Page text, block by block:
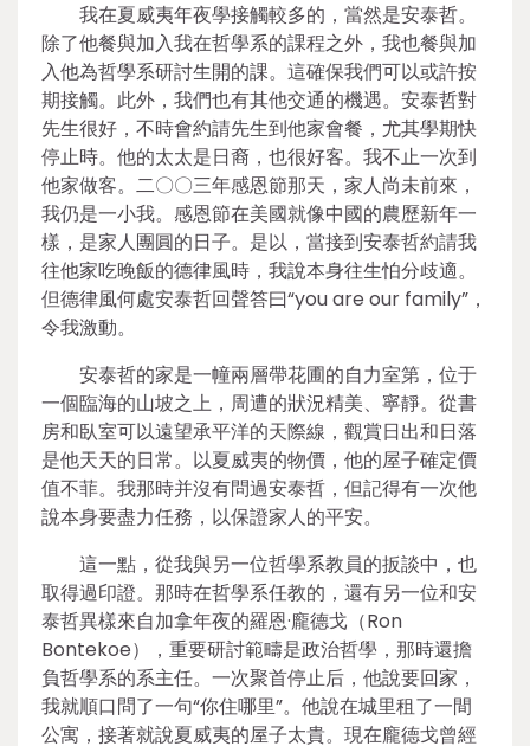
我在夏威夷年夜學接觸較多的，當然是安泰哲。
除了他餐與加入我在哲學系的課程之外，我也餐與加
入他為哲學系研討生開的課。這確保我們可以或許按
期接觸。此外，我們也有其他交通的機遇。安泰哲對
先生很好，不時會約請先生到他家會餐，尤其學期快
停止時。他的太太是日裔，也很好客。我不止一次到
他家做客。二〇〇三年感恩節那天，家人尚未前來，
我仍是一小我。感恩節在美國就像中國的農歷新年一
樣，是家人團圓的日子。是以，當接到安泰哲約請我
往他家吃晚飯的德律風時，我說本身往生怕分歧適。
但德律風何處安泰哲回聲答曰“you are our family”，
令我激動。
安泰哲的家是一幢兩層帶花圃的自力室第，位于
一個臨海的山坡之上，周遭的狀況精美、寧靜。從書
房和臥室可以遠望承平洋的天際線，觀賞日出和日落
是他天天的日常。以夏威夷的物價，他的屋子確定價
值不菲。我那時并沒有問過安泰哲，但記得有一次他
說本身要盡力任務，以保證家人的平安。
這一點，從我與另一位哲學系教員的扳談中，也
取得過印證。那時在哲學系任教的，還有另一位和安
泰哲異樣來自加拿年夜的羅恩·龐德戈（Ron
Bontekoe），重要研討範疇是政治哲學，那時還擔
負哲學系的系主任。一次聚首停止后，他說要回家，
我就順口問了一句“你住哪里”。他說在城里租了一間
公寓，接著就說夏威夷的屋子太貴。現在龐德戈曾經